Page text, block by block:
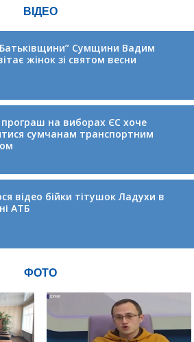
ВІДЕО
Сумщини Вадим
жінок зі святом весни
програш на виборах ЄС хоче
сумчанам транспортним
відео бійки тітушок Ладухи в
АТБ
ФОТО